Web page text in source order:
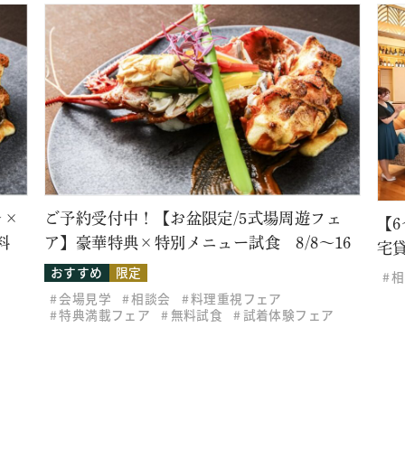
×
ご予約受付中！【お盆限定/5式場周遊フェ
ア】豪華特典×特別メニュー試食 8/8～16
おすすめ
限定
会場見学
相談会
料理重視フェア
特典満載フェア
無料試食 試着体験フェア
【
宅